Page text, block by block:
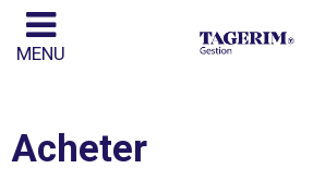
MENU
Acheter